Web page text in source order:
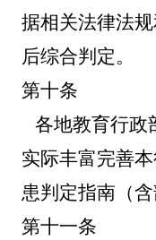
据相关法律法
后综合判定。
第十条
各地教育行政
实际丰富完善
患判定指南（含
第十一条